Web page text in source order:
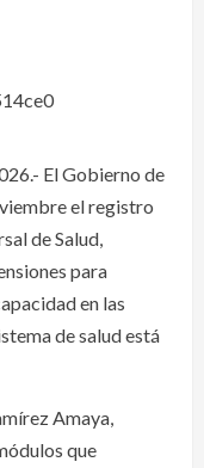
El Gobierno de
el registro
de Salud,
para
en las
de salud está
Amaya,
que